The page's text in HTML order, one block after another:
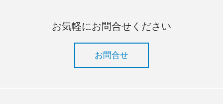
お気軽にお問合せください
お問合せ